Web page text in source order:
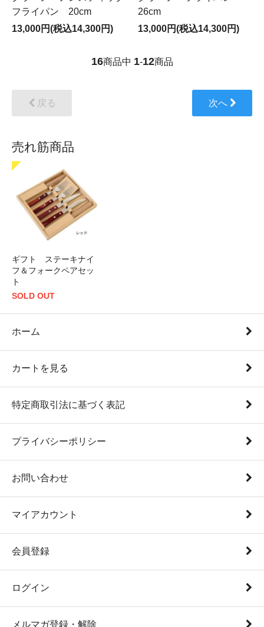
フライパン 20cm
13,000円(税込14,300円)
26cm
13,000円(税込14,300円)
16商品中 1-12商品
戻る 次へ
売れ筋商品
ギフト ステーキナイ
フ＆フォークペアセッ
ト
SOLD OUT
ホーム
カートを見る
特定商取引法に基づく表記
プライバシーポリシー
お問い合わせ
マイアカウント
会員登録
ログイン
メルマガ登録・解除